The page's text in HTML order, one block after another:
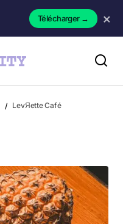
Télécharger→ ×
LevЯette Café